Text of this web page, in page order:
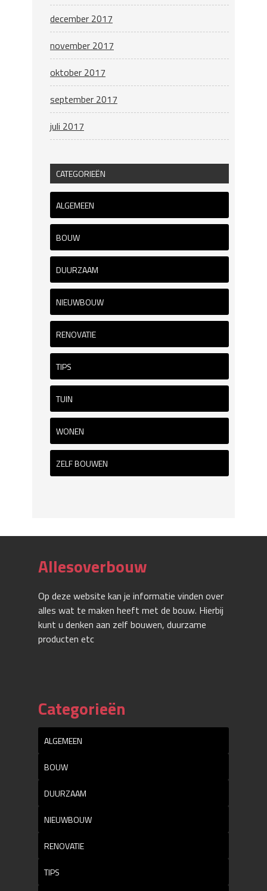
december 2017
november 2017
oktober 2017
september 2017
juli 2017
CATEGORIEËN
ALGEMEEN
BOUW
DUURZAAM
NIEUWBOUW
RENOVATIE
TIPS
TUIN
WONEN
ZELF BOUWEN
Allesoverbouw
Op deze website kan je informatie vinden over
alles wat te maken heeft met de bouw. Hierbij
kunt u denken aan zelf bouwen, duurzame
producten etc
Categorieën
ALGEMEEN
BOUW
DUURZAAM
NIEUWBOUW
RENOVATIE
TIPS